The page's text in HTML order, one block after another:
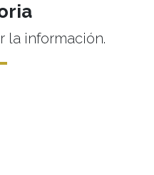
la información.